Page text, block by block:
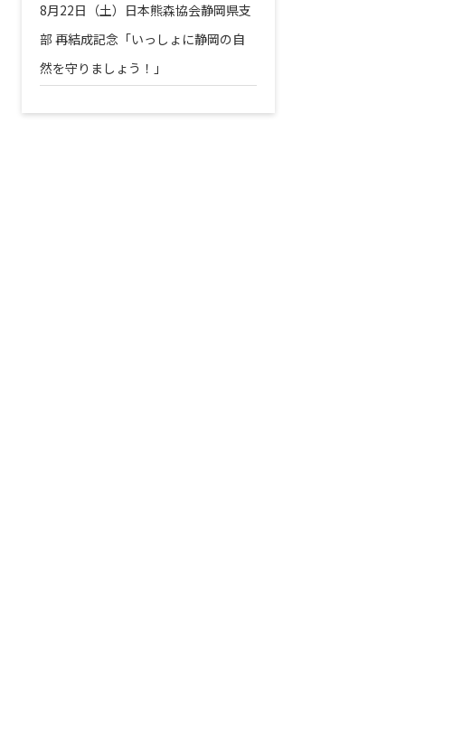
8月22日（土）日本熊森協会静岡県支
部 再結成記念「いっしょに静岡の自
然を守りましょう！」